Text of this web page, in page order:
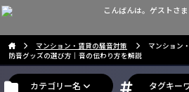
こんばんは。ゲストさま
マンション・賃貸の騒音対策
マンション
防音グッズの選び方｜音の伝わり方を解説
カテゴリー名 タグキー